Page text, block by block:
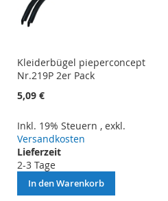
Kleiderbügel pieperconcept
Nr.219P 2er Pack
5,09 €
Inkl. 19% Steuern ,exkl.
Versandkosten
Lieferzeit
2-3 Tage
In den Warenkorb